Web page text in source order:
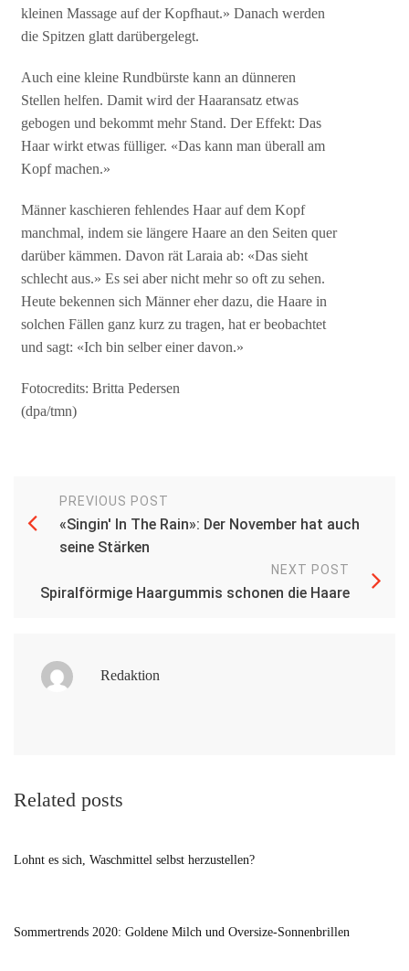
kleinen Massage auf der Kopfhaut.» Danach werden
die Spitzen glatt darübergelegt.
Auch eine kleine Rundbürste kann an dünneren
Stellen helfen. Damit wird der Haaransatz etwas
gebogen und bekommt mehr Stand. Der Effekt: Das
Haar wirkt etwas fülliger. «Das kann man überall am
Kopf machen.»
Männer kaschieren fehlendes Haar auf dem Kopf
manchmal, indem sie längere Haare an den Seiten quer
darüber kämmen. Davon rät Laraia ab: «Das sieht
schlecht aus.» Es sei aber nicht mehr so oft zu sehen.
Heute bekennen sich Männer eher dazu, die Haare in
solchen Fällen ganz kurz zu tragen, hat er beobachtet
und sagt: «Ich bin selber einer davon.»
Fotocredits: Britta Pedersen
(dpa/tmn)
PREVIOUS POST
«Singin' In The Rain»: Der November hat auch
seine Stärken
NEXT POST
Spiralförmige Haargummis schonen die Haare
Redaktion
Related posts
Lohnt es sich, Waschmittel selbst herzustellen?
Sommertrends 2020: Goldene Milch und Oversize-Sonnenbrillen